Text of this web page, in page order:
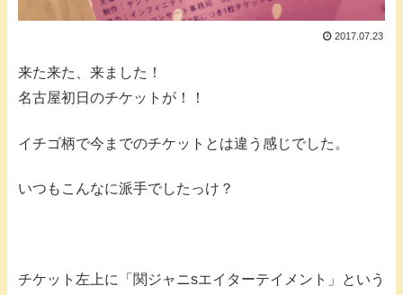
2017.07.23
来た来た、来ました！
名古屋初日のチケットが！！
イチゴ柄で今までのチケットとは違う感じでした。
いつもこんなに派手でしたっけ？
チケット左上に「関ジャニsエイターテイメント」という